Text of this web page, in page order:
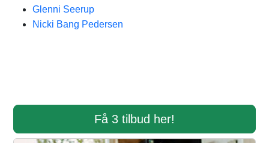
Glenni Seerup
Nicki Bang Pedersen
Få 3 tilbud her!